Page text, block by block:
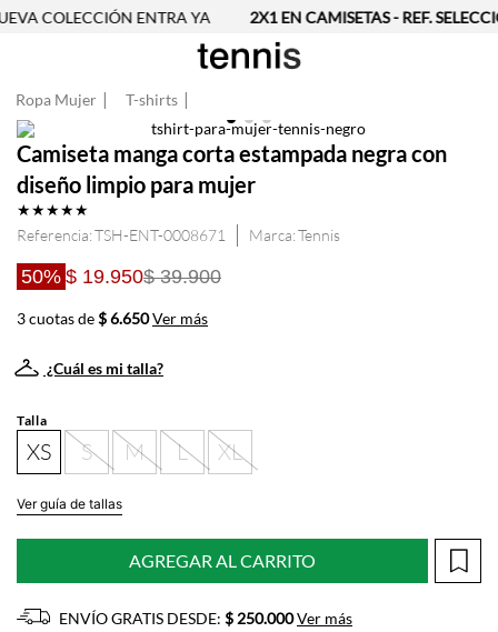
COLECCIÓN ENTRA YA 2X1 EN CAMISETAS - REF.
Ropa Mujer T-shirts
Camiseta manga corta estampada negra con
diseño limpio para mujer
★★★★★
Referencia:TSH-ENT-0008671 Tennis
50% $ 19.950$ 39.900
3 cuotas de$ 6.650Ver más
¿Cuál es mi talla?
Talla
XS S M L XL
Ver guía de tallas
AGREGAR AL CARRITO
ENVÍO GRATIS DESDE: $ 250.000Ver más